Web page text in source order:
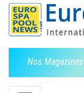
Nos Magazines